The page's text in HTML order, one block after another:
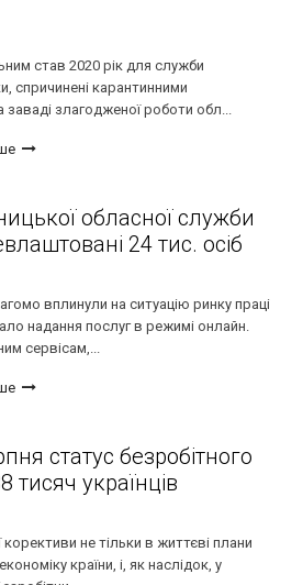
став 2020 рік для служби
спричинені карантинними
злагодженої роботи обл...
обласної служби
24 тис. осіб
вплинули на ситуацію ринку праці
надання послуг в режимі онлайн.
сервісам,...
статус безробітного
українців
не тільки в життєві плани
країни, і, як наслідок, у